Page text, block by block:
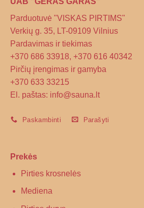
Parduotuvė "VISKAS PIRTIMS"
Verkių g. 35, LT-09109 Vilnius
Pardavimas ir tiekimas
+370 686 33918, +370 616 40342
Pirčių įrengimas ir gamyba
+370 633 33215
El. paštas: info@sauna.lt
Paskambinti Parašyti
Prekės
Pirties krosnelės
Mediena